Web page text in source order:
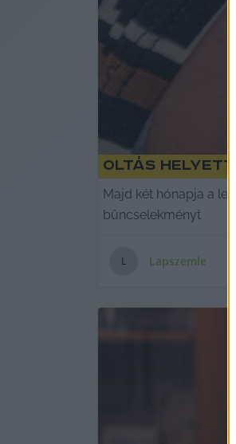
Oltás helyett
Majd két hónapja a
bűncselekményt
L Lapszemle